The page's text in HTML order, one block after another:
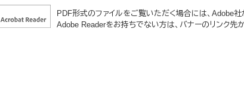
PDF形式のファイルをご覧いただく場合には、Adobe
Adobe Readerをお持ちでない方は、バナーのリンク先か